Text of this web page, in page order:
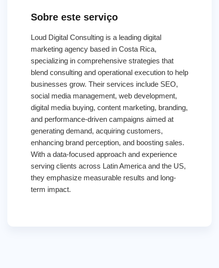
Sobre este serviço
Loud Digital Consulting is a leading digital
marketing agency based in Costa Rica,
specializing in comprehensive strategies that
blend consulting and operational execution to help
businesses grow. Their services include SEO,
social media management, web development,
digital media buying, content marketing, branding,
and performance-driven campaigns aimed at
generating demand, acquiring customers,
enhancing brand perception, and boosting sales.
With a data-focused approach and experience
serving clients across Latin America and the US,
they emphasize measurable results and long-
term impact.